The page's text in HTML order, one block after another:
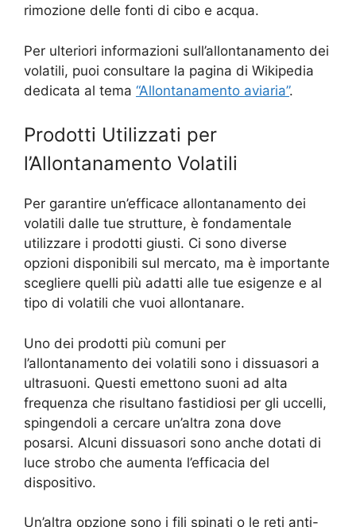
rimozione delle fonti di cibo e acqua.
Per ulteriori informazioni sull’allontanamento dei
volatili, puoi consultare la pagina di Wikipedia
dedicata al tema “Allontanamento aviaria”.
Prodotti Utilizzati per
l’Allontanamento Volatili
Per garantire un’efficace allontanamento dei
volatili dalle tue strutture, è fondamentale
utilizzare i prodotti giusti. Ci sono diverse
opzioni disponibili sul mercato, ma è importante
scegliere quelli più adatti alle tue esigenze e al
tipo di volatili che vuoi allontanare.
Uno dei prodotti più comuni per
l’allontanamento dei volatili sono i dissuasori a
ultrasuoni. Questi emettono suoni ad alta
frequenza che risultano fastidiosi per gli uccelli,
spingendoli a cercare un’altra zona dove
posarsi. Alcuni dissuasori sono anche dotati di
luce strobo che aumenta l’efficacia del
dispositivo.
Un’altra opzione sono i fili spinati o le reti anti-